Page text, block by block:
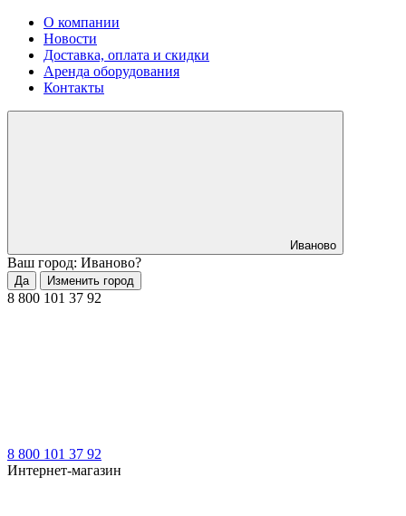
О компании
Новости
Доставка, оплата и скидки
Аренда оборудования
Контакты
Иваново
Ваш город: Иваново?
Да Изменить город
8 800 101 37 92
8 800 101 37 92
Интернет-магазин